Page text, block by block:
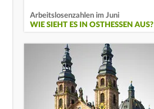
Arbeitslosenzahlen im Juni
WIE SIEHT ES IN OSTHESSEN AUS?